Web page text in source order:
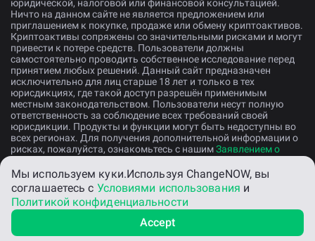
юридической, налоговой или финансовой консультацией.
Ничто на данном сайте не является предложением или
приглашением к покупке, продаже или обмену криптоактивов.
Криптоактивы сопряжены со значительными рисками и могут
привести к потере средств. Пользователи должны
самостоятельно проводить собственное исследование перед
принятием любых решений. Данный сайт предназначен
исключительно для лиц старше 18 лет и только в тех
юрисдикциях, где такой доступ разрешён применимым
местным законодательством. Пользователи несут полную
ответственность за соблюдение всех требований своей
юрисдикции. Продукты и функции могут быть недоступны во
всех регионах. Для получения дополнительной информации о
рисках, пожалуйста, ознакомьтесь с нашимЗаявлением о
Русский
Мы используем куки.Используя ChangeNOW, вы
соглашаетесь с Условиями использования и
Политикой конфиденциальности
Accept